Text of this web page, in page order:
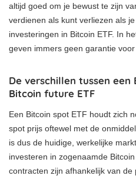
altijd goed om je bewust te zijn
verdienen als kunt verliezen als
investeringen in Bitcoin ETF. In
geven immers geen garantie
De verschillen tussen een
Bitcoin future ETF
Een Bitcoin spot ETF houdt zich
spot prijs oftewel met de
is dus de huidige, werkelijke
investeren in zogenaamde
contracten zijn afhankelijk van de